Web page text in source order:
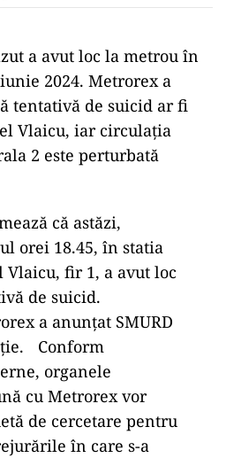
a avut loc la metrou în
2024. Metrorex a
tentativă de suicid ar fi
Vlaicu, iar circulația
2 este perturbată
că astăzi,
orei 18.45, în statia
Vlaicu, fir 1, a avut loc
de suicid.
a anunțat SMURD
Conform
organele
cu Metrorex vor
de cercetare pentru
în care s-a